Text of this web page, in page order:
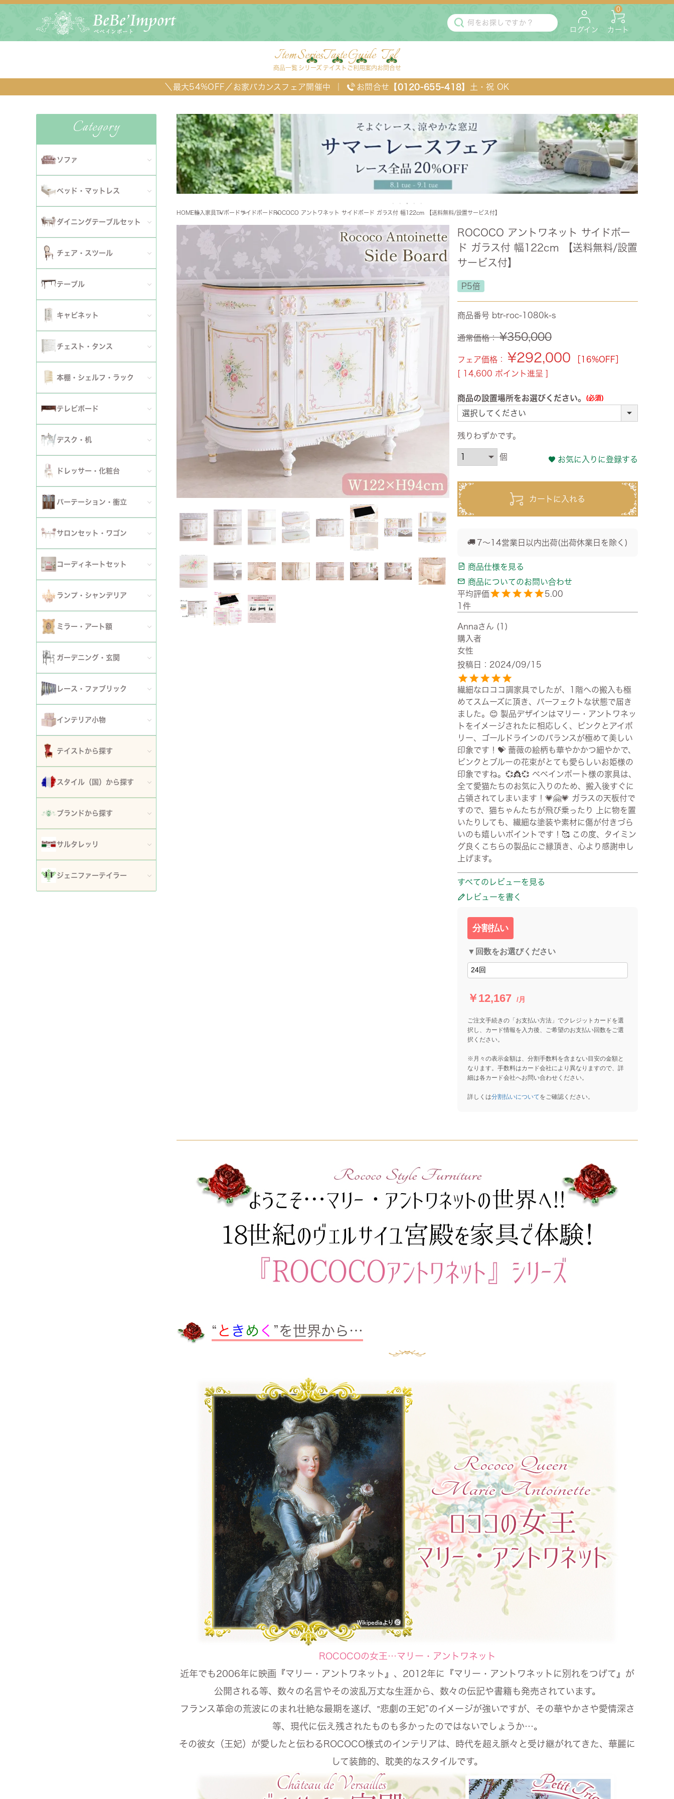
ログイン カート
0
Item
商品一覧
Series
シリーズ
Taste
テイスト
Guide
ご利用案内
Tel
お問合せ
チェア・スツール
テーブル
TVボード・サイドボード
本棚・ラック
飾り棚・キャビネット
ドレッサー
シリーズ・オリジナル
テイスト
玄関・その他収納
＼最大54%OFF／お家バカンスフェア開催中 お問合せ 【0120-655-418】 土・祝 OK
Category
ソファ
全てのソファ
2人掛けソファ
カウチソファ
オットマン・スツール
ファブリックソファ
革・レザー・合皮ソファ
撥水加工ソファ
ローテーブル・センターテーブル
セット
ベッド・マットレス
全てのベッド・マットレス
シングルベッド
ダブルベッド
ワイドダブルベッド
クイーンベッド
キングベッド
マットレス
ダイニングテーブルセット
全てのダイニングテーブルセット
4人用ダイニングテーブルセット
伸長式テーブルセット
ファブリックチェアセット
ダイニングテーブル
ワゴン
チェア・スツール
全てのチェア
アームチェア
デスクチェア・オフィスチェア
ロッキングチェア
リクライニングチェア
パーソナルチェア
革・レザー・合皮チェア
スツール・収納スツール・ベンチ
セット
テーブル
全てのテーブル
ローテーブル・センターテーブル
コンソールテーブル
丸テーブル・楕円テーブル
伸長式・エクステンションテーブル
こたつ・こたつテーブル
キャビネット
キャビネット・カップボード
セット
チェスト・タンス
全てのチェスト・タンス
幅51～90cm
幅151cm以上
2段
4段
セット
本棚・シェルフ・ラック
全ての本棚・シェルフ・ラック
セット
テレビボード
全てのテレビボード
幅121～150cm
幅151cm～
セット
デスク・机
全てのデスク
ドレッサー・化粧台
全てのドレッサー
セット
パーテーション・衝立
全てのパーテーション・衝立
サロンセット・ワゴン
サロンセット
サロンチェア
ワゴン
コンソールテーブル
セット
コーディネートセット
全てのコーディネートセット
ランプ・シャンデリア
全てのランプ・シャンデリア
シャンデリア・天井照明
ミラー・アート額
ミラー
ウォールデコレーション
ガーデニング・玄関
ガーデンファニチャー
ガーデン装飾・置物・オブジェ
噴水
ポスト
玄関エントランス家具
レース・ファブリック
ティッシュボックスカバー・ダストボックス
テーブルセンター・ランナー
カフェカーテン・カーテン
クッション・シートクッション・ピロー・カバー
コースター・ランチョンマット
インテリア小物
ティッシュボックスカバー
収納・ケース・ディスプレイ
写真立て・フォトフレーム
花瓶・フラワーベース
テイストから探す
ロココ調家具
白家具・ホワイトインテリア
マホガニー家具
スタイル（国）から探す
イタリア
フランス近代
ブランドから探す
ロココ・アントワネット
スノーホワイト・プチロココ
サルタレッリ
全てのサルタレッリ
ジェニファーテイラー
HOME輸入家具TVボードサイドボードROCOCO アントワネット サイドボード ガラス付 幅122cm 【送料無料/設置サービス付】
ROCOCO アントワネット サイドボー
ド ガラス付 幅122cm 【送料無料/設置
サービス付】
P5倍
商品番号 btr-roc-1080k-s
通常価格： ¥350,000
フェア価格： ¥292,000
［16%OFF］
14,600 ポイント進呈 ]
商品の設置場所をお選びください。
残りわずかです。
お気に入りに登録する
カートに入れる
7～14営業日以内出荷(出荷休業日を除く)
商品仕様を見る
商品についてのお問い合わせ
5.00
Anna
購入者
女性
投稿日
2024/09/15
繊細なロココ調家具でしたが、1階への搬入も極
めてスムーズに頂き、パーフェクトな状態で届き
ました。😊 製品デザインはマリー・アントワネッ
トをイメージされたに相応しく、ピンクとアイボ
リー、ゴールドラインのバランスが極めて美しい
印象です！💝 薔薇の絵柄も華やかかつ細やかで、
ピンクとブルーの花束がとても愛らしいお姫様の
印象ですね。💞👸💞 べべインポート様の家具は、
全て愛猫たちのお気に入りのため、搬入後すぐに
占領されてしまいます！💗🤗💗 ガラスの天板付で
すので、猫ちゃんたちが飛び乗ったり 上に物を置
いたりしても、繊細な塗装や素材に傷が付きづら
いのも嬉しいポイントです！🥰 この度、タイミン
グ良くこちらの製品にご縁頂き、心より感謝申し
上げます。
すべてのレビューを見る
レビューを書く
分割払い
▼回数をお選びください
￥12,167 /月
ご注文手続きの「お支払い方法」でクレジットカードを選
択し、カード情報を入力後、ご希望のお支払い回数をご選
択ください。
※月々の表示金額は、分割手数料を含まない目安の金額と
なります。手数料はカード会社により異なりますので、詳
細は各カード会社へお問い合わせください。
詳しくは分割払いについてをご確認ください。
“ と き め く ”を世界から…
ROCOCOの女王…マリー・アントワネット
近年でも2006年に映画『マリー・アントワネット』、2012年に『マリー・アントワネットに別れをつげて』が
公開される等、数々の名言やその波乱万丈な生涯から、数々の伝記や書籍も発売されています。
フランス革命の荒波にのまれ壮絶な最期を遂げ、‟悲劇の王妃”のイメージが強いですが、その華やかさや愛情深さ
等、現代に伝え残されたものも多かったのではないでしょうか…。
その彼女（王妃）が愛したと伝わるROCOCO様式のインテリアは、時代を超え脈々と受け継がれてきた、華麗に
して装飾的、耽美的なスタイルです。